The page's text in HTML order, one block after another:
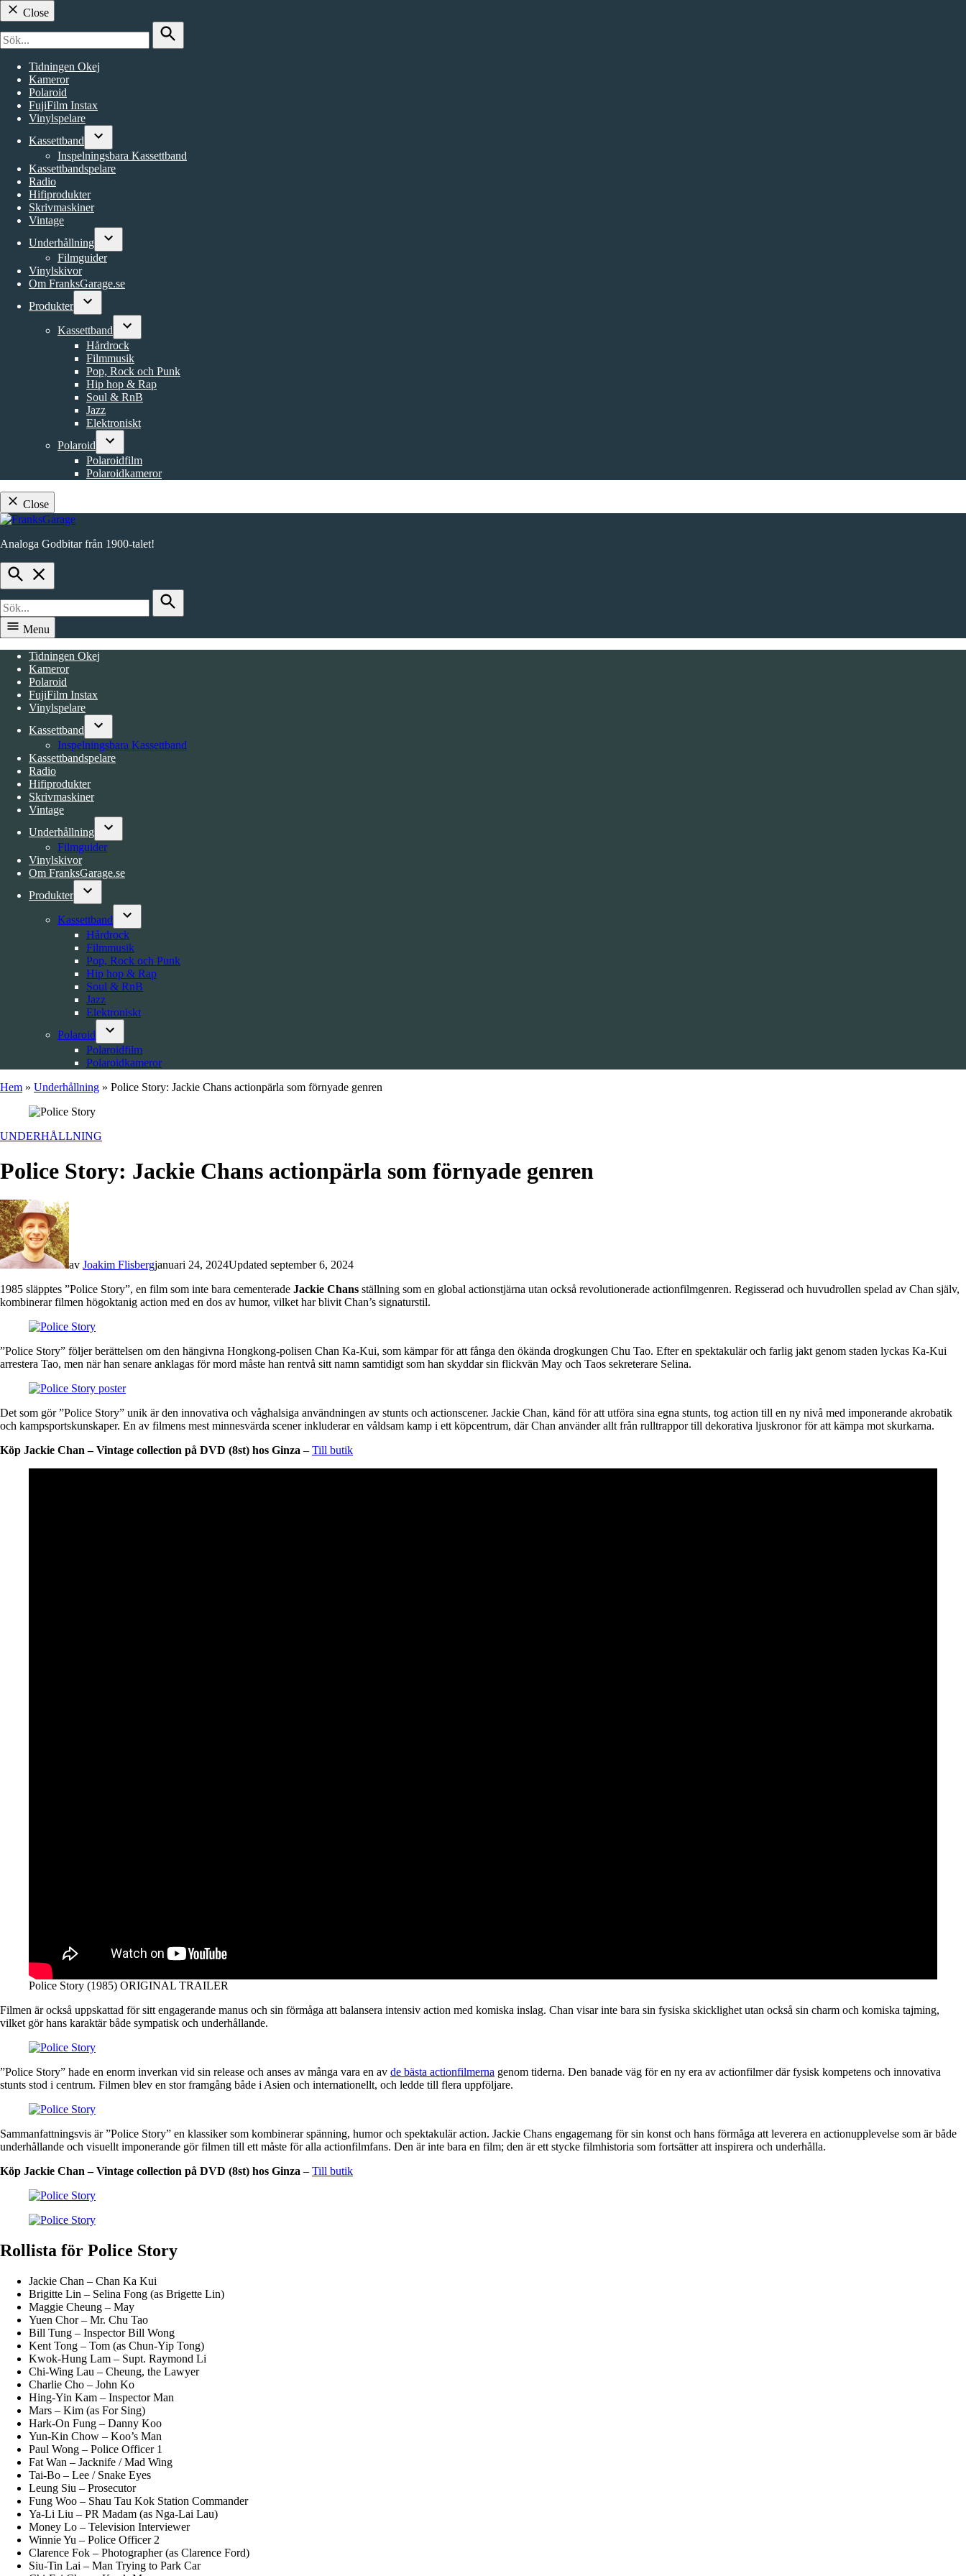
Close
for:
Search
Tidningen Okej
Kameror
Polaroid
FujiFilm Instax
Vinylspelare
Kassettband
Open
dropdown
Inspelningsbara Kassettband
Kassettbandspelare
Radio
Hifiprodukter
Skrivmaskiner
Vintage
Underhållning
Open
menu
Filmguider
Vinylskivor
Om FranksGarage.se
Produkter
Open
dropdown
menu
Kassettband
Open
dropdown
menu
Hårdrock
Filmmusik
Pop, Rock och Punk
Hip hop & Rap
Soul & RnB
Jazz
Elektroniskt
Polaroid
Open
dropdown
menu
Polaroidfilm
Polaroidkameror
Close
Skip
content
Analoga Godbitar från 1900-talet!
Open
Search
for:
Search
Menu
Tidningen Okej
Kameror
Polaroid
FujiFilm Instax
Vinylspelare
Kassettband
Open
dropdown
Inspelningsbara Kassettband
Kassettbandspelare
Radio
Hifiprodukter
Skrivmaskiner
Vintage
Underhållning
Open
menu
Filmguider
Vinylskivor
Om FranksGarage.se
Produkter
Open
dropdown
menu
Kassettband
Open
dropdown
menu
Hårdrock
Filmmusik
Pop, Rock och Punk
Hip hop & Rap
Soul & RnB
Jazz
Elektroniskt
Polaroid
Open
dropdown
menu
Polaroidfilm
Polaroidkameror
Hem » Underhållning » Police Story: Jackie Chans actionpärla som förnyade genren
POSTED
UNDERHÅLLNING
Police Story: Jackie Chans actionpärla som förnyade genren
av Joakim Flisbergjanuari 24, 2024Updated september 6, 2024
1985 släpptes ”Police Story”, en film som inte bara cementerade Jackie Chans ställning som en global actionstjärna utan också revolutionerade actionfilmgenren. Regisserad och huvudrollen spelad av Chan själv,
kombinerar filmen högoktanig action med en dos av humor, vilket har blivit Chan’s signaturstil.
”Police Story” följer berättelsen om den hängivna Hongkong-polisen Chan Ka-Kui, som kämpar för att fånga den ökända drogkungen Chu Tao. Efter en spektakulär och farlig jakt genom staden lyckas Ka-Kui
arrestera Tao, men när han senare anklagas för mord måste han rentvå sitt namn samtidigt som han skyddar sin flickvän May och Taos sekreterare Selina.
Det som gör ”Police Story” unik är den innovativa och våghalsiga användningen av stunts och actionscener. Jackie Chan, känd för att utföra sina egna stunts, tog action till en ny nivå med imponerande akrobatik
och kampsportskunskaper. En av filmens mest minnesvärda scener inkluderar en våldsam kamp i ett köpcentrum, där Chan använder allt från rulltrappor till dekorativa ljuskronor för att kämpa mot skurkarna.
Köp Jackie Chan – Vintage collection på DVD (8st) hos Ginza – Till butik
Police Story (1985) ORIGINAL TRAILER
Filmen är också uppskattad för sitt engagerande manus och sin förmåga att balansera intensiv action med komiska inslag. Chan visar inte bara sin fysiska skicklighet utan också sin charm och komiska tajming,
vilket gör hans karaktär både sympatisk och underhållande.
”Police Story” hade en enorm inverkan vid sin release och anses av många vara en av de bästa actionfilmerna genom tiderna. Den banade väg för en ny era av actionfilmer där fysisk kompetens och innovativa
stunts stod i centrum. Filmen blev en stor framgång både i Asien och internationellt, och ledde till flera uppföljare.
Sammanfattningsvis är ”Police Story” en klassiker som kombinerar spänning, humor och spektakulär action. Jackie Chans engagemang för sin konst och hans förmåga att leverera en actionupplevelse som är både
underhållande och visuellt imponerande gör filmen till ett måste för alla actionfilmfans. Den är inte bara en film; den är ett stycke filmhistoria som fortsätter att inspirera och underhålla.
Köp Jackie Chan – Vintage collection på DVD (8st) hos Ginza – Till butik
Rollista för Police Story
Jackie Chan – Chan Ka Kui
Brigitte Lin – Selina Fong (as Brigette Lin)
Maggie Cheung – May
Yuen Chor – Mr. Chu Tao
Bill Tung – Inspector Bill Wong
Kent Tong – Tom (as Chun-Yip Tong)
Kwok-Hung Lam – Supt. Raymond Li
Chi-Wing Lau – Cheung, the Lawyer
Charlie Cho – John Ko
Hing-Yin Kam – Inspector Man
Mars – Kim (as For Sing)
Hark-On Fung – Danny Koo
Yun-Kin Chow – Koo’s Man
Paul Wong – Police Officer 1
Fat Wan – Jacknife / Mad Wing
Tai-Bo – Lee / Snake Eyes
Leung Siu – Prosecutor
Fung Woo – Shau Tau Kok Station Commander
Ya-Li Liu – PR Madam (as Nga-Lai Lau)
Money Lo – Television Interviewer
Winnie Yu – Police Officer 2
Clarence Fok – Photographer (as Clarence Ford)
Siu-Tin Lai – Man Trying to Park Car